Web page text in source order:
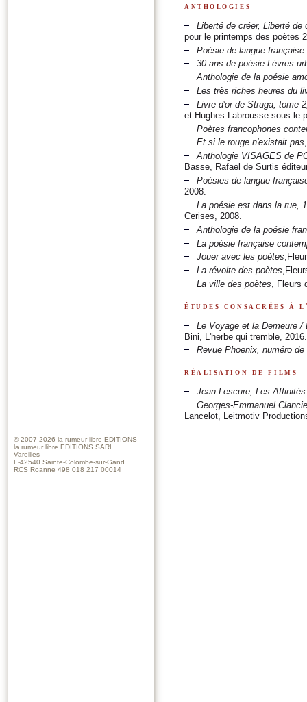
anthologies
Liberté de créer, Liberté de
pour le printemps des poètes
Poésie de langue
30 ans de poésie Lèvres
Anthologie de la poésie
Les très riches heures du
Livre d'or de Struga, tome
et Hughes Labrousse sous le
Poètes francophones
Et si le rouge n'existait pas
Anthologie VISAGES de
Basse, Rafael de Surtis
Poésies de langue
2008.
La poésie est dans la rue,
Cerises, 2008.
Anthologie de la poésie
La poésie française
Jouer avec les poètes
La révolte des poètes
La ville des poètes, Fleurs
études consacrées
Le Voyage et la Demeure /
Bini, L'herbe qui tremble, 2016.
Revue Phoenix, numéro de
réalisation de films
Jean Lescure, Les
Georges-Emmanuel
Lancelot, Leitmotiv
© 2007-2026 la rumeur libre EDITIONS
la rumeur libre EDITIONS SARL
Vareilles
F-42540 Sainte-Colombe-sur-Gand
RCS Roanne 498 018 217 00014